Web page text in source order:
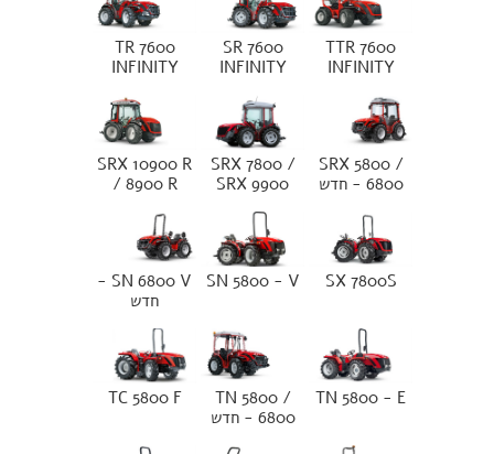
TTR 7600
INFINITY
SR 7600
INFINITY
TR 7600
INFINITY
SRX 5800 /
6800 - חדש
SRX 7800 /
SRX 9900
SRX 10900 R
/ 8900 R
SX 7800S
SN 5800 - V
SN 6800 V -
חדש
TN 5800 - E
TN 5800 /
6800 - חדש
TC 5800 F